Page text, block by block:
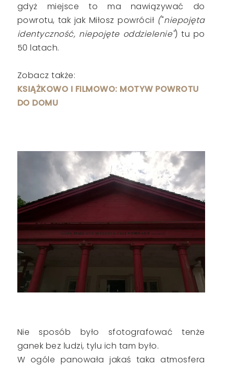
gdyż miejsce to ma nawiązywać do
powrotu, tak jak Miłosz powrócił ("niepojęta
identyczność, niepojęte oddzielenie") tu po
50 latach.
Zobacz także:
KSIĄŻKOWO I FILMOWO: MOTYW POWROTU
DO DOMU
Nie sposób było sfotografować tenże
ganek bez ludzi, tylu ich tam było.
W ogóle panowała jakaś taka atmosfera